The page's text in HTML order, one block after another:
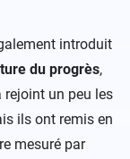
introduit
du progrès,
rejoint un peu les
ils ont remis en
mesuré par